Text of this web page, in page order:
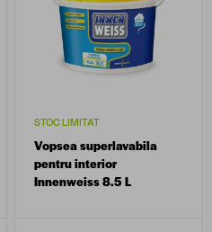
STOC LIMITAT
Vopsea superlavabila
pentru interior
Innenweiss 8.5 L